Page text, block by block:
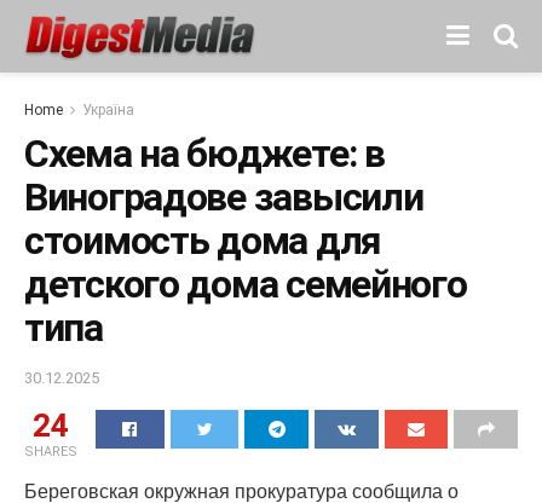
Home Україна
Схема на бюджете: в
Виноградове завысили
стоимость дома для
детского дома семейного
типа
30.12.2025
24
SHARES
Береговская окружная прокуратура сообщила о